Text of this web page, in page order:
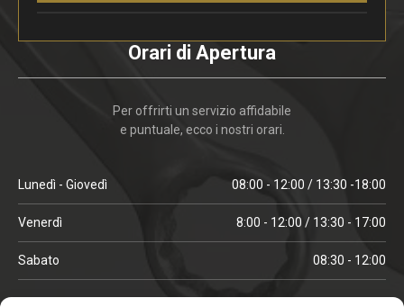
Orari di Apertura
Per offrirti un servizio affidabile
e puntuale, ecco i nostri orari.
Lunedì - Giovedì 08:00 - 12:00 / 13:30 -18:00
Venerdì 8:00 - 12:00 / 13:30 - 17:00
Sabato 08:30 - 12:00